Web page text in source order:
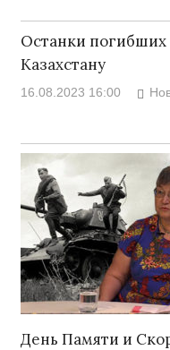
Останки погибших
Казахстану
16.08.2023 16:00
День Памяти и